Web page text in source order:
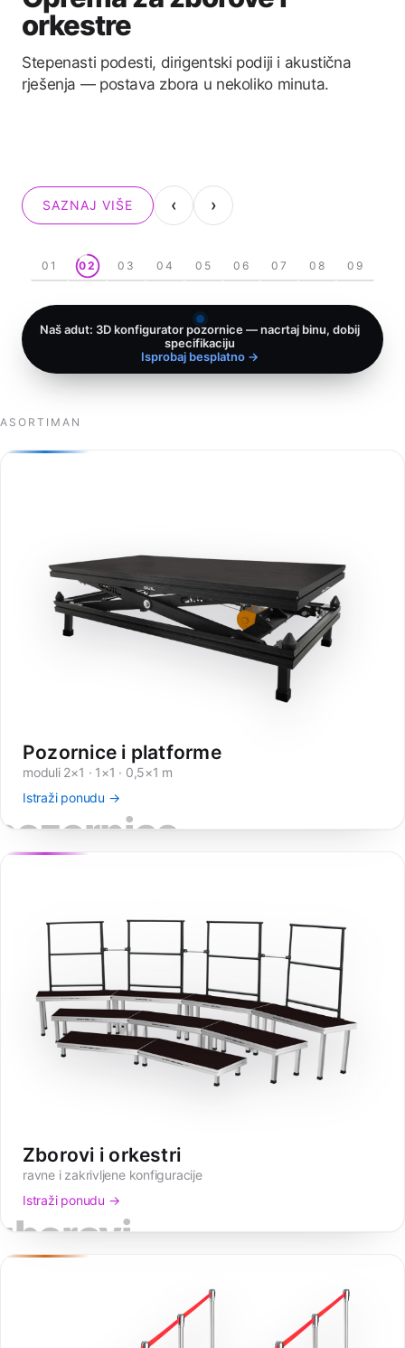
Oprema za evente
Plesni podiji, modne piste, barijere za publiku i
govornice — sve što manifestacija treba uz samu
SAZNAJ VIŠE ‹ ›
01 02 03 04 05 06 07 08 09
Naš adut: 3D konfigurator pozornice — nacrtaj binu, dobij
specifikaciju
Isprobaj besplatno →
ASORTIMAN
Pozornice i platforme
moduli 2×1 · 1×1 · 0,5×1 m
Istraži ponudu →
Zborovi i orkestri
ravne i zakrivljene konfiguracije
Istraži ponudu →